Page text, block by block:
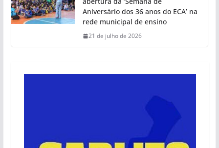
Aniversário dos 36 anos do ECA’ na
rede municipal de ensino
21 de julho de 2026